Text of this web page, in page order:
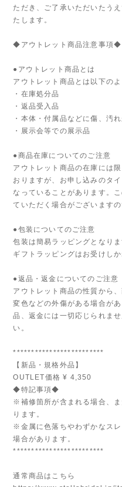
ただき、ご了承いただいたう
たします。
◆アウトレット商品注意事項◆
●アウトレット商品とは
アウトレット商品とは以下のよ
・在庫処分品
・返品受入品
・本体・付属品などに傷、汚
・展示会等での展示品
●商品在庫についてのご注意
アウトレット商品の在庫には
おりますが、お申し込みのタ
なっていることがあります。
ていただく場合がございます
●包装についてのご注意
包装は簡易ラッピングとなりま
ギフトラッピングはお受けし
●返品・返金についてのご注意
アウトレット商品の性質から
変色などの外傷がある場合が
品、返金には一切応じられま
い。
*************************
【新品・規格外品】
OUTLET価格 ¥ 4,350
◆特記事項◆
※補修箇所が含まれる場合、
ります。
※金属に色落ちやわずかなス
場合があります。
*************************
通常商品はこちら